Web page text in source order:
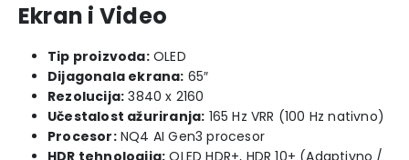
Ekran i Video
Tip proizvoda:OLED
Dijagonala ekrana: 65″
Rezolucija: 3840 x 2160
Učestalost ažuriranja: 165 Hz VRR (100 Hz nativno)
Procesor:NQ4 AI Gen3 procesor